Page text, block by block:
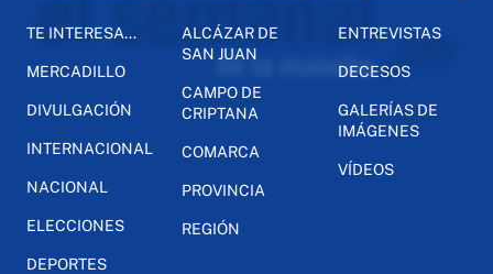
TE INTERESA...
MERCADILLO
DIVULGACIÓN
INTERNACIONAL
NACIONAL
ELECCIONES
DEPORTES
ALCÁZAR DE
SAN JUAN
CAMPO DE
CRIPTANA
COMARCA
PROVINCIA
REGIÓN
ENTREVISTAS
DECESOS
GALERÍAS DE
IMÁGENES
VÍDEOS